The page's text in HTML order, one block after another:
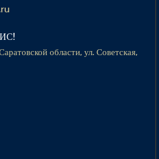
области, ул. Советская,